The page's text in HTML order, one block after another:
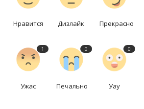
Нравится Дизлайк Прекрасно
1
Ужас
0
Печально
0
Уау